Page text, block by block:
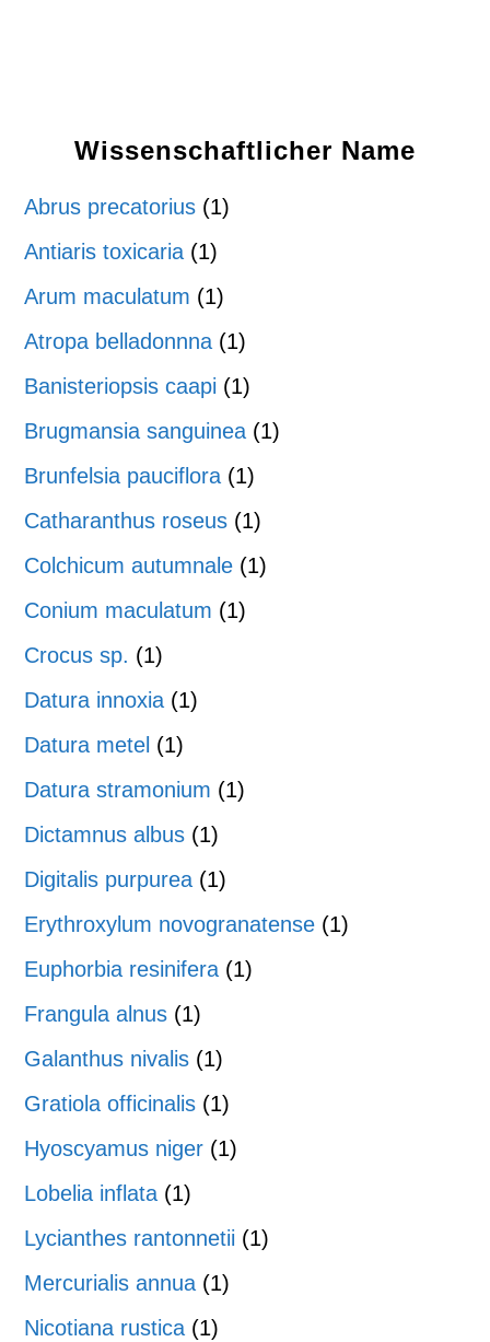
Wissenschaftlicher Name
Abrus precatorius (1)
Antiaris toxicaria (1)
Arum maculatum (1)
Atropa belladonnna (1)
Banisteriopsis caapi (1)
Brugmansia sanguinea (1)
Brunfelsia pauciflora (1)
Catharanthus roseus (1)
Colchicum autumnale (1)
Conium maculatum (1)
Crocus sp. (1)
Datura innoxia (1)
Datura metel (1)
Datura stramonium (1)
Dictamnus albus (1)
Digitalis purpurea (1)
Erythroxylum novogranatense (1)
Euphorbia resinifera (1)
Frangula alnus (1)
Galanthus nivalis (1)
Gratiola officinalis (1)
Hyoscyamus niger (1)
Lobelia inflata (1)
Lycianthes rantonnetii (1)
Mercurialis annua (1)
Nicotiana rustica (1)